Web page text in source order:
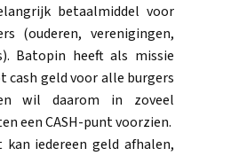
betaalmiddel voor
(ouderen, verenigingen,
Batopin heeft als missie
cash geld voor alle burgers
wil daarom in zoveel
een CASH-punt voorzien.
kan iedereen geld afhalen,